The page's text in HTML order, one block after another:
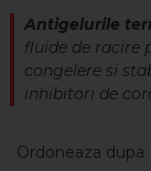
Antigelurile
fluide de racire
congelere si
inhibitori de
Ordoneaza dupa